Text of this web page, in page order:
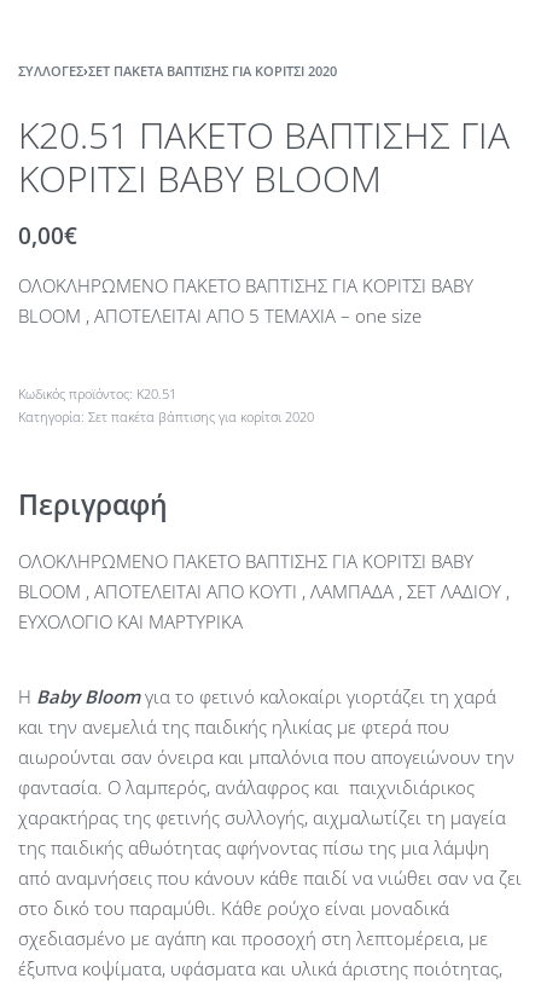
ΣΥΛΛΟΓΈΣ›ΣΕΤ ΠΑΚΈΤΑ ΒΆΠΤΙΣΗΣ ΓΙΑ ΚΟΡΊΤΣΙ 2020
Κ20.51 ΠΑΚΕΤΟ ΒΑΠΤΙΣΗΣ ΓΙΑ
ΚΟΡΙΤΣΙ BABY BLOOM
0,00€
ΟΛΟΚΛΗΡΩΜΕΝΟ ΠΑΚΕΤΟ ΒΑΠΤΙΣΗΣ ΓΙΑ ΚΟΡΙΤΣΙ BABY
BLOOM , ΑΠΟΤΕΛΕΙΤΑΙ ΑΠΟ 5 ΤΕΜΑΧΙΑ – one size
Κ20.51
Κατηγορία: Σετ πακέτα βάπτισης για κορίτσι 2020
Περιγραφή
ΟΛΟΚΛΗΡΩΜΕΝΟ ΠΑΚΕΤΟ ΒΑΠΤΙΣΗΣ ΓΙΑ ΚΟΡΙΤΣΙ BABY
BLOOM , ΑΠΟΤΕΛΕΙΤΑΙ ΑΠΟ ΚΟΥΤΙ , ΛΑΜΠΑΔΑ , ΣΕΤ ΛΑΔΙΟΥ ,
ΕΥΧΟΛΟΓΙΟ ΚΑΙ ΜΑΡΤΥΡΙΚΑ
Η Baby Bloom για το φετινό καλοκαίρι γιορτάζει τη χαρά
και την ανεμελιά της παιδικής ηλικίας με φτερά που
αιωρούνται σαν όνειρα και μπαλόνια που απογειώνουν την
φαντασία. Ο λαμπερός, ανάλαφρος και παιχνιδιάρικος
χαρακτήρας της φετινής συλλογής, αιχμαλωτίζει τη μαγεία
της παιδικής αθωότητας αφήνοντας πίσω της μια λάμψη
από αναμνήσεις που κάνουν κάθε παιδί να νιώθει σαν να ζει
στο δικό του παραμύθι. Κάθε ρούχο είναι μοναδικά
σχεδιασμένο με αγάπη και προσοχή στη λεπτομέρεια, με
έξυπνα κοψίματα, υφάσματα και υλικά άριστης ποιότητας,